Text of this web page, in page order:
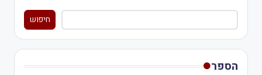
חיפוש
הספר